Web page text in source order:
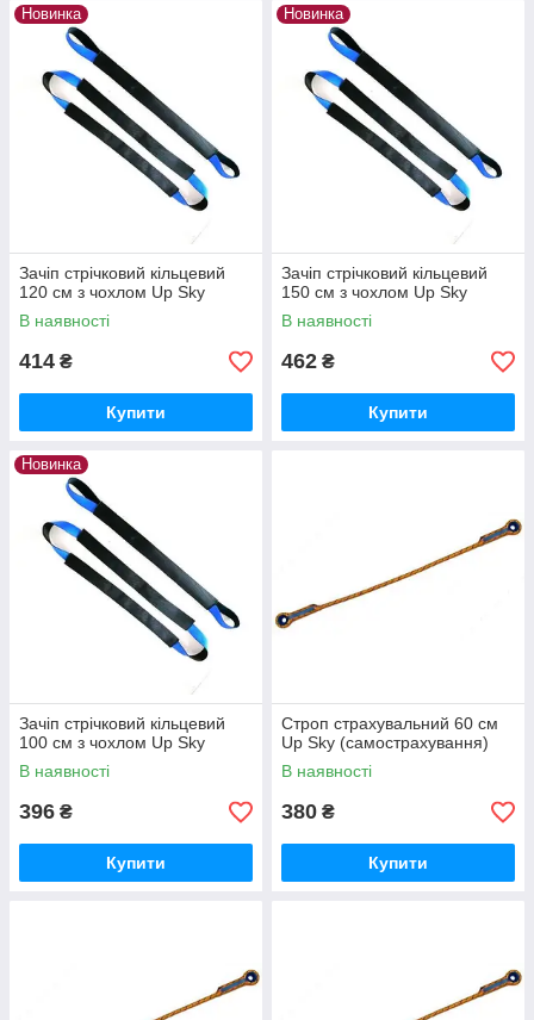
Новинка
Зачіп стрічковий кільцевий
120 см з чохлом Up Sky
В наявності
414 ₴
Купити
Новинка
Зачіп стрічковий кільцевий
150 см з чохлом Up Sky
В наявності
462 ₴
Купити
Новинка
Зачіп стрічковий кільцевий
100 см з чохлом Up Sky
В наявності
396 ₴
Купити
Строп страхувальний 60 см
Up Sky (самострахування)
В наявності
380 ₴
Купити